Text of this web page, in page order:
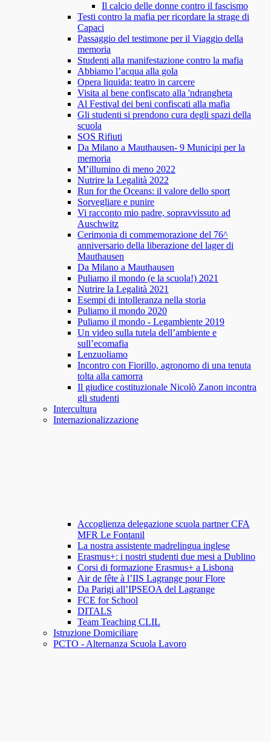
Il calcio delle donne contro il fascismo
Testi contro la mafia per ricordare la strage di
Capaci
Passaggio del testimone per il Viaggio della
memoria
Studenti alla manifestazione contro la mafia
Abbiamo l’acqua alla gola
Opera liquida: teatro in carcere
Visita al bene confiscato alla 'ndrangheta
Al Festival dei beni confiscati alla mafia
Gli studenti si prendono cura degli spazi della
scuola
SOS Rifiuti
Da Milano a Mauthausen- 9 Municipi per la
memoria
M’illumino di meno 2022
Nutrire la Legalità 2022
Run for the Oceans: il valore dello sport
Sorvegliare e punire
Vi racconto mio padre, sopravvissuto ad
Auschwitz
Cerimonia di commemorazione del 76^
anniversario della liberazione del lager di
Mauthausen
Da Milano a Mauthausen
Puliamo il mondo (e la scuola!) 2021
Nutrire la Legalità 2021
Esempi di intolleranza nella storia
Puliamo il mondo 2020
Puliamo il mondo - Legambiente 2019
Un video sulla tutela dell’ambiente e
sull’ecomafia
Lenzuoliamo
Incontro con Fiorillo, agronomo di una tenuta
tolta alla camorra
Il giudice costituzionale Nicolò Zanon incontra
gli studenti
Intercultura
Internazionalizzazione
Accoglienza delegazione scuola partner CFA
MFR Le Fontanil
La nostra assistente madrelingua inglese
Erasmus+: i nostri studenti due mesi a Dublino
Corsi di formazione Erasmus+ a Lisbona
Air de fête à l’IIS Lagrange pour Flore
Da Parigi all’IPSEOA del Lagrange
FCE for School
DITALS
Team Teaching CLIL
Istruzione Domiciliare
PCTO - Alternanza Scuola Lavoro